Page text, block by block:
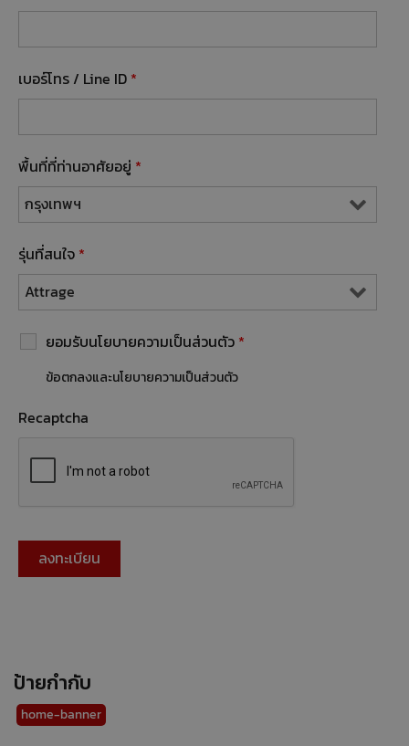
เบอร์โทร / Line ID *
พื้นที่ที่ท่านอาศัยอยู่ *
รุ่นที่สนใจ *
ยอมรับนโยบายความเป็นส่วนตัว *
ข้อตกลงและนโยบายความเป็นส่วนตัว
Recaptcha
ป้ายกำกับ
home-banner